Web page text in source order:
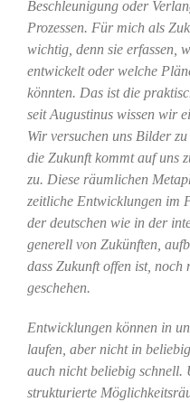
Beschleunigung oder
Prozessen. Für mich als
wichtig, denn sie erfassen,
entwickelt oder welche
könnten. Das ist die
seit Augustinus wissen wir
Wir versuchen uns Bilder
die Zukunft kommt auf uns
zu. Diese räumlichen
zeitliche Entwicklungen im
der deutschen wie in der
generell von Zukünften,
dass Zukunft offen ist,
geschehen.
Entwicklungen können in
laufen, aber nicht in
auch nicht beliebig schnell.
strukturierte